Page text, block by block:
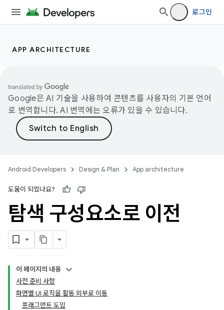
로그인
APP ARCHITECTURE
Google은 AI 기술을 사용하여 콘텐츠를 사용자의 기본 언어
로 번역합니다. AI 번역에는 오류가 있을 수 있습니다.
Android Developers Design & Plan App architecture
도움이 되었나요?
탐색 구성요소로 이전
이 페이지의 내용
사전 준비 사항
화면별 UI 로직을 활동 외부로 이동
프래그먼트 도입